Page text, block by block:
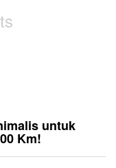
untuk
Km!